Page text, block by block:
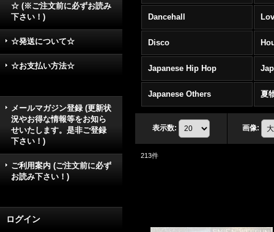
☆ (※ご注文前に必ずお読み
下さい！)
☆発送について☆
☆お支払い方法☆
メールマガジン登録 (更新状
況やお得な情報等をお知ら
せいたします。是非ご登録
下さい！)
ご利用案内 (ご注文前に必ず
お読み下さい！)
ログイン
Dancehall
Disco
Japanese Hip Hop
Japanese Others 夏
表示数: 画像:
213件